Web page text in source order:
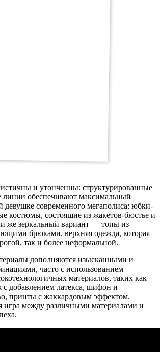
и утонченны: структурированные
обеспечивают максимальный
девушке современного мегаполиса: юбки-
костюмы, состоящие из жакетов-бюстье и
же зеркальный вариант — топы из
брюками, верхняя одежда, которая
так и более неформальной.
дополняются изысканными и
часто с использованием
материалов, таких как
с добавлением латекса, шифон и
принты с жаккардовым эффектом.
игра между различными материалами и